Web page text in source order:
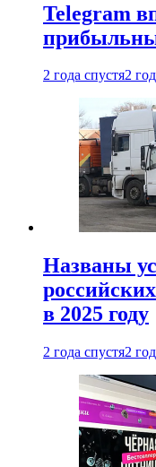
Telegram
2 года спустя2
Названы
в 2025 году
2 года спустя2